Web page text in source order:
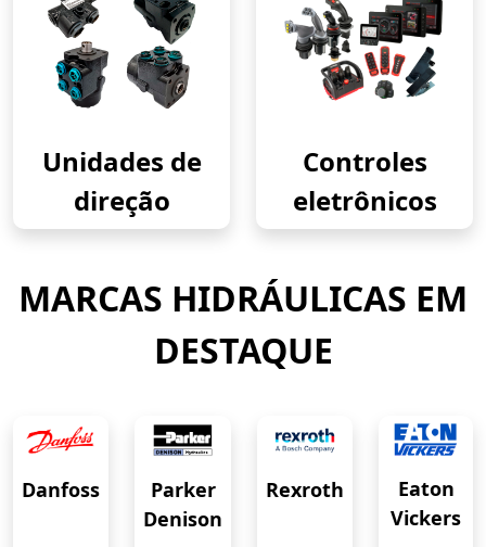
Unidades de
direção
Controles
eletrônicos
MARCAS HIDRÁULICAS EM
DESTAQUE
Danfoss
Parker
Denison
Rexroth
Eaton
Vickers